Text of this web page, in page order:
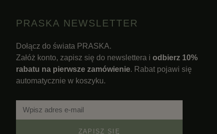
PRASKA NEWSLETTER
Dołącz do świata PRASKA.
Załóż konto, zapisz się do newslettera i odbierz 10%
rabatu na pierwsze zamówienie. Rabat pojawi się
automatycznie w koszyku.
ZAPISZ SIĘ